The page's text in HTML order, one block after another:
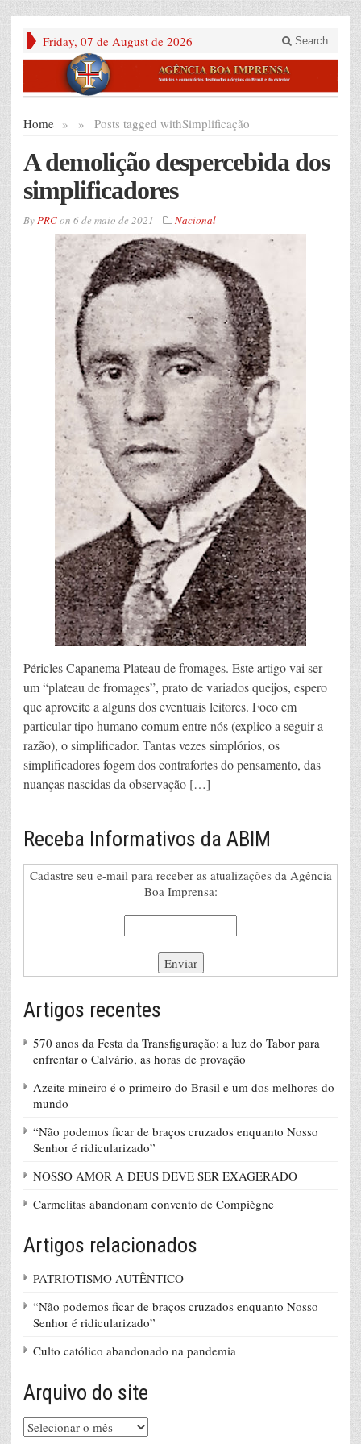
Friday, 07 de August de 2026 Search
Home » Posts tagged with
» Simplificação
A demolição despercebida dos
simplificadores
ByPRCon 6 de maio de 2021 Nacional
Péricles Capanema Plateau de fromages. Este artigo vai ser
um “plateau de fromages”, prato de variados queijos, espero
que aproveite a alguns dos eventuais leitores. Foco em
particular tipo humano comum entre nós (explico a seguir a
razão), o simplificador. Tantas vezes simplórios, os
simplificadores fogem dos contrafortes do pensamento, das
nuanças nascidas da observação […]
Receba Informativos da ABIM
Cadastre seu e-mail para receber as atualizações da Agência
Boa Imprensa:
Artigos recentes
570 anos da Festa da Transfiguração: a luz do Tabor para
enfrentar o Calvário, as horas de provação
Azeite mineiro é o primeiro do Brasil e um dos melhores do
mundo
“Não podemos ficar de braços cruzados enquanto Nosso
Senhor é ridicularizado”
NOSSO AMOR A DEUS DEVE SER EXAGERADO
Carmelitas abandonam convento de Compiègne
Artigos relacionados
PATRIOTISMO AUTÊNTICO
“Não podemos ficar de braços cruzados enquanto Nosso
Senhor é ridicularizado”
Culto católico abandonado na pandemia
Arquivo do site
Arquivo